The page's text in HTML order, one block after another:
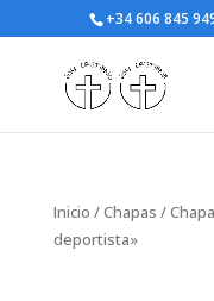
+34 606 845
Inicio /Chapas /
deportista»